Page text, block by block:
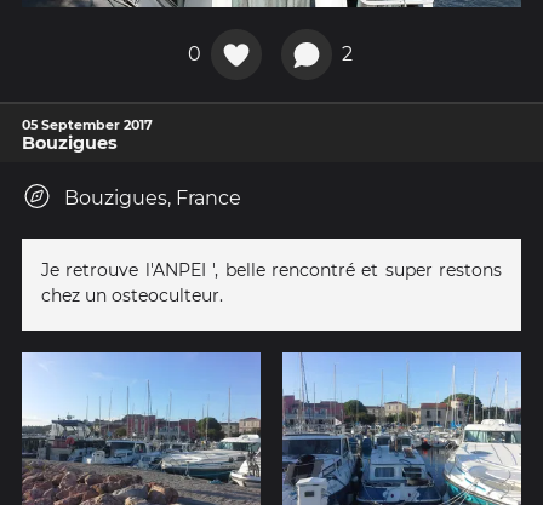
0 2
05 September 2017
Bouzigues
Bouzigues, France
Je retrouve l'ANPEI ', belle rencontré et super restons
chez un osteoculteur.